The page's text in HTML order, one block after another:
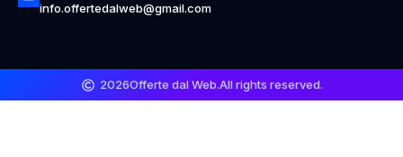
info.offertedalweb@gmail.com
2026Offerte dal Web.All rights reserved.